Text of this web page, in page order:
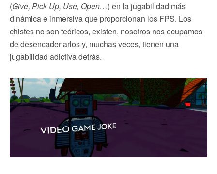
(Give, Pick Up, Use, Open…) en la jugabilidad más
dinámica e inmersiva que proporcionan los FPS. Los
chistes no son teóricos, existen, nosotros nos ocupamos
de desencadenarlos y, muchas veces, tienen una
jugabilidad adictiva detrás.